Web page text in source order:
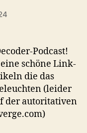
Podcast!
schöne Link-
die das
(leider
der autoritativen